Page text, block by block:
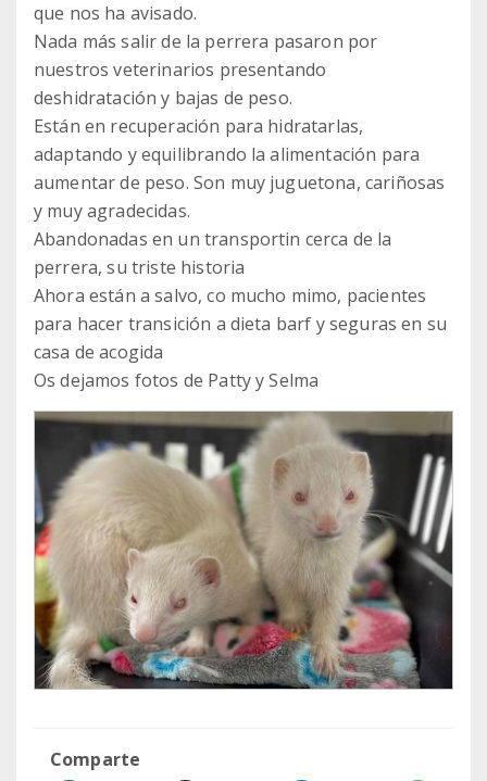
que nos ha avisado.
Nada más salir de la perrera pasaron por
nuestros veterinarios presentando
deshidratación y bajas de peso.
Están en recuperación para hidratarlas,
adaptando y equilibrando la alimentación para
aumentar de peso. Son muy juguetona, cariñosas
y muy agradecidas.
Abandonadas en un transportin cerca de la
perrera, su triste historia
Ahora están a salvo, co mucho mimo, pacientes
para hacer transición a dieta barf y seguras en su
casa de acogida
Os dejamos fotos de Patty y Selma
Comparte